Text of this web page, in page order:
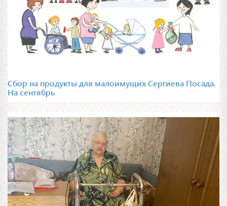
Сбор на продукты для малоимущих Сергиева Посада.
На сентябрь